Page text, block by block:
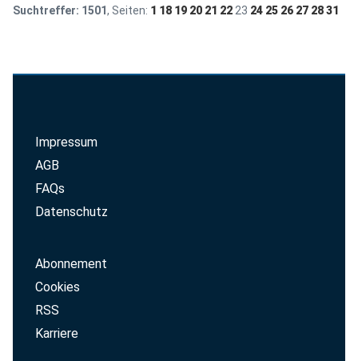
Suchtreffer: 1501, Seiten: 1 18 19 20 21 22 23 24 25 26 27 28 31
Impressum
AGB
FAQs
Datenschutz
Abonnement
Cookies
RSS
Karriere